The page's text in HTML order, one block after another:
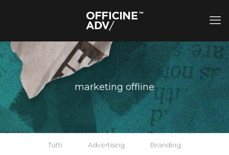
marketing offline
Tutti Advertising Branding